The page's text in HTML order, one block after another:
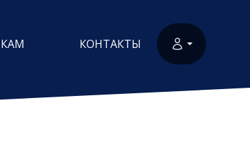
КОНТАКТЫ